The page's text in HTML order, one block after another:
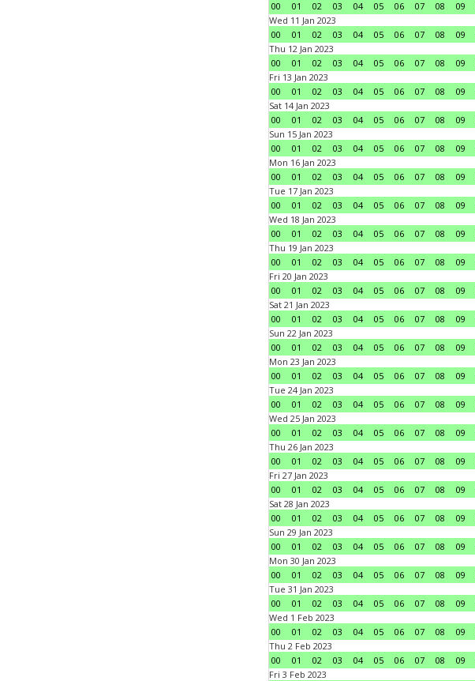
00
01 02 03 04 05 06 07 08 09
Wed 11 Jan 2023
00
01 02 03 04 05 06 07 08 09
Thu 12 Jan 2023
00
01 02 03 04 05 06 07 08 09
Fri 13 Jan 2023
00
01 02 03 04 05 06 07 08 09
Sat 14 Jan 2023
00
01 02 03 04 05 06 07 08 09
Sun 15 Jan 2023
00
01 02 03 04 05 06 07 08 09
Mon 16 Jan 2023
00
01 02 03 04 05 06 07 08 09
Tue 17 Jan 2023
00
01 02 03 04 05 06 07 08 09
Wed 18 Jan 2023
00
01 02 03 04 05 06 07 08 09
Thu 19 Jan 2023
00
01 02 03 04 05 06 07 08 09
Fri 20 Jan 2023
00
01 02 03 04 05 06 07 08 09
Sat 21 Jan 2023
00
01 02 03 04 05 06 07 08 09
Sun 22 Jan 2023
00
01 02 03 04 05 06 07 08 09
Mon 23 Jan 2023
00
01 02 03 04 05 06 07 08 09
Tue 24 Jan 2023
00
01 02 03 04 05 06 07 08 09
Wed 25 Jan 2023
00
01 02 03 04 05 06 07 08 09
Thu 26 Jan 2023
00
01 02 03 04 05 06 07 08 09
Fri 27 Jan 2023
00
01 02 03 04 05 06 07 08 09
Sat 28 Jan 2023
00
01 02 03 04 05 06 07 08 09
Sun 29 Jan 2023
00
01 02 03 04 05 06 07 08 09
Mon 30 Jan 2023
00
01 02 03 04 05 06 07 08 09
Tue 31 Jan 2023
00
01 02 03 04 05 06 07 08 09
Wed 1 Feb 2023
00
01 02 03 04 05 06 07 08 09
Thu 2 Feb 2023
00
01 02 03 04 05 06 07 08 09
Fri 3 Feb 2023